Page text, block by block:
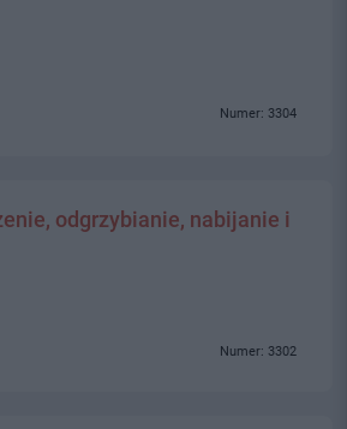
Numer: 3304
odgrzybianie, nabijanie i
Numer: 3302